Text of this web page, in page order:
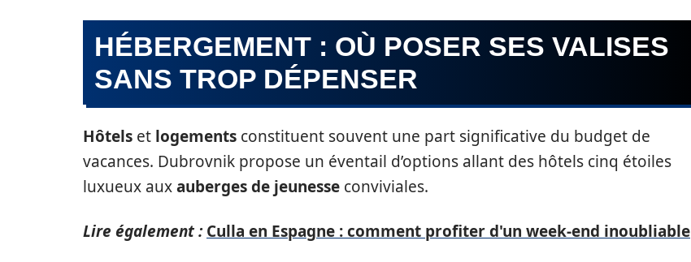
HÉBERGEMENT : OÙ POSER SES VALISES
SANS TROP DÉPENSER
Hôtels et logements constituent souvent une part significative du budget de
vacances. Dubrovnik propose un éventail d’options allant des hôtels cinq étoiles
luxueux auxauberges de jeunesse conviviales.
Lire également : Culla en Espagne : comment profiter d'un week-end inoubliable